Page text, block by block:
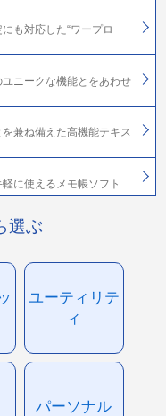
も対応した“ワープロ
ニークな機能とをあわせ
兼ね備えた高機能テキス
に使えるメモ帳ソフト
選ぶ
ユーティリテ
ィ
パーソナル